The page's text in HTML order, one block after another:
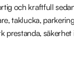
och kraftfull
taklucka,
prestanda,